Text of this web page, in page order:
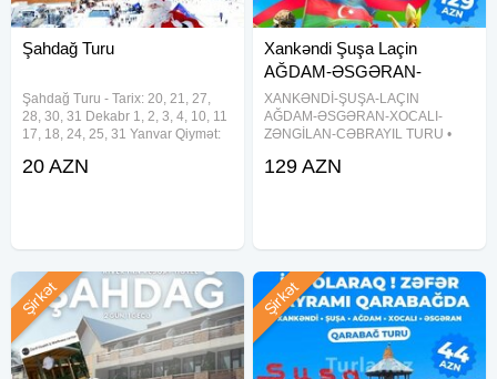
Şahdağ Turu
Şahdağ Turu - Tarix: 20, 21, 27,
28, 30, 31 Dekabr 1, 2, 3, 4, 10, 11
17, 18, 24, 25, 31 Yanvar Qiymət:
paket: 25 AZN Full paket: 39 azn -
20 AZN
Xankəndi Şuşa Laçin
AĞDAM-ƏSGƏRAN-
XOCALI-ZƏNGİLAN-
CƏBRAYIL
XANKƏNDİ-ŞUŞA-LAÇIN
AĞDAM-ƏSGƏRAN-XOCALI-
ZƏNGİLAN-CƏBRAYIL TURU •
HOTEL 5* 169 azn. QARABAĞ
129 AZN
Şirkət Şirkət